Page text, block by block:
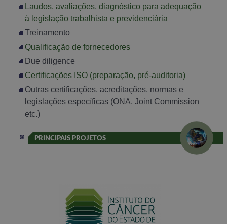
Laudos, avaliações, diagnóstico para adequação
à legislação trabalhista e previdenciária
Treinamento
Qualificação de fornecedores
Due diligence
Certificações ISO (preparação, pré-auditoria)
Outras certificações, acreditações, normas e
legislações específicas (ONA, Joint Commission
etc.)
PRINCIPAIS PROJETOS